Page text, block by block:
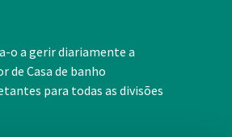
o a gerir diariamente a
de Casa de banho
para todas as divisões